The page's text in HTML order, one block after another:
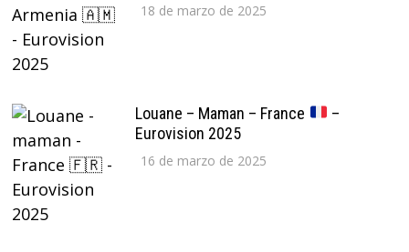
18 de marzo de 2025
Louane – Maman – France
–
Eurovision 2025
16 de marzo de 2025